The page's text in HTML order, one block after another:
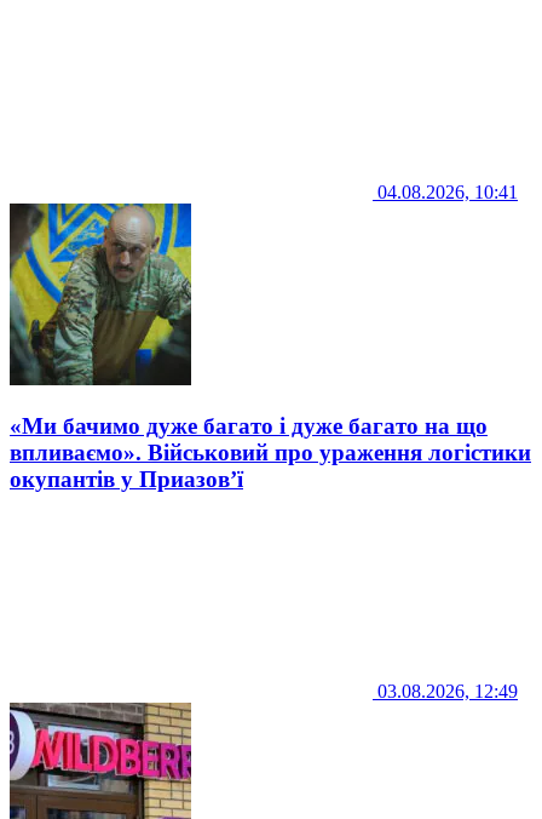
04.08.2026, 10:41
«Ми бачимо дуже багато і дуже багато на що
впливаємо». Військовий про ураження логістики
окупантів у Приазов’ї
03.08.2026, 12:49